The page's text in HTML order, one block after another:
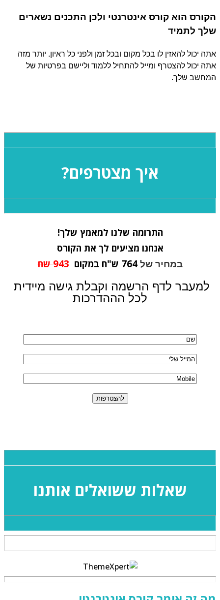
הוא קורס אינטרנטי ולכן התכנים נשארים
לתמיד
יכול להאזין לו בכל מקום ובכל זמן ולפני כל ראיון. יותר מזה
יכול להצטרף ומייל להתחיל ללמוד וליישם בפרטיות של
שלך.
איך מצטרפים?
התרומה שלנו למאמץ שלך!
אנחנו מציעים לך את הקורס
במחיר של 764ש"ח במקום943 שח
למעבר לדף הרשמה וקבלת גישה מיידית
לכל הההדרכות
שאלות ששואלים אותנו